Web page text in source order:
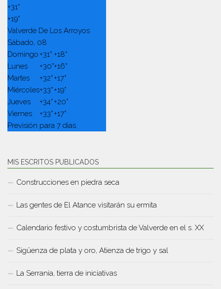
+31°
+19°
Valverde De Los Arroyos
Sábado, 08
Domingo +31° +18°
Lunes
+30°+16°
Martes
+32°+17°
Miércoles+33°+19°
Jueves
+34°+20°
Viernes
+33°+17°
Previsión para 7 días
MIS ESCRITOS PUBLICADOS
Construcciones en piedra seca
Las gentes de El Atance visitarán su ermita
Calendario festivo y costumbrista de Valverde en el s. XX
Sigüenza de plata y oro, Atienza de trigo y sal
La Serranía, tierra de iniciativas